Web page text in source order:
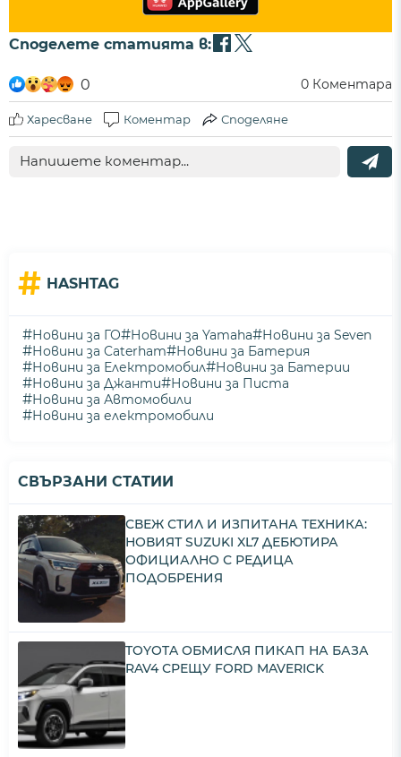
Споделете статията в:
0 0 Коментара
Харесване Коментар Споделяне
# HASHTAG
#Новини за ГО#Новини за Yamaha#Новини за Seven
#Новини за Caterham#Новини за Батерия
#Новини за Електромобил#Новини за Батерии
#Новини за Джанти#Новини за Писта
#Новини за Автомобили
#Новини за електромобили
СВЪРЗАНИ СТАТИИ
СВЕЖ СТИЛ И ИЗПИТАНА ТЕХНИКА:
НОВИЯТ SUZUKI XL7 ДЕБЮТИРА
ОФИЦИАЛНО С РЕДИЦА
ПОДОБРЕНИЯ
TOYOTA ОБМИСЛЯ ПИКАП НА БАЗА
RAV4 СРЕЩУ FORD MAVERICK